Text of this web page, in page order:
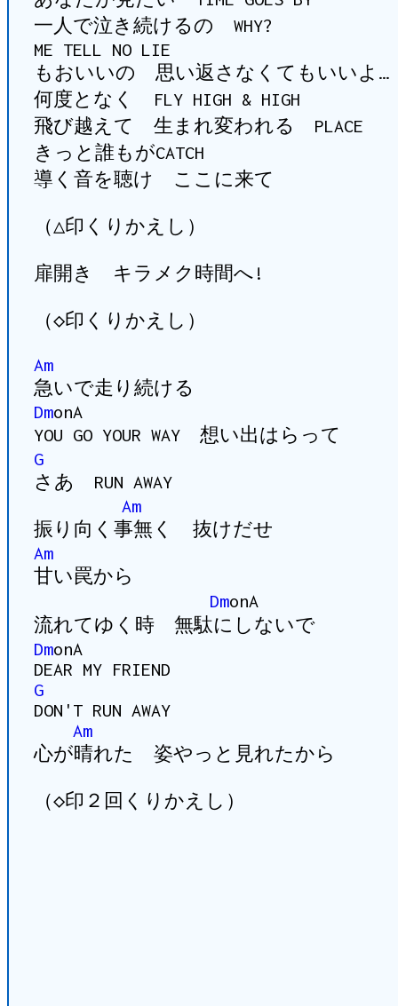
一人で泣き続けるの WHY?
ME TELL NO LIE
もおいいの 思い返さなくてもいいよ…
何度となく FLY HIGH & HIGH
飛び越えて 生まれ変われる PLACE
きっと誰もがCATCH
導く音を聴け ここに来て
（△印くりかえし）
扉開き キラメク時間へ!
（◇印くりかえし）
Am
急いで走り続ける
DmonA
YOU GO YOUR WAY 想い出はらって
G
さあ RUN AWAY
Am
振り向く事無く 抜けだせ
Am
甘い罠から
DmonA
流れてゆく時 無駄にしないで
DmonA
DEAR MY FRIEND
G
DON'T RUN AWAY
Am
心が晴れた 姿やっと見れたから
（◇印２回くりかえし）